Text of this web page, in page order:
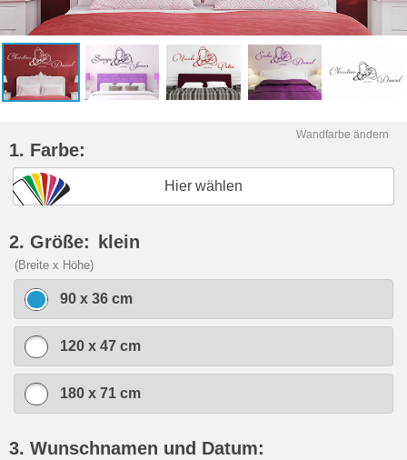
Wandfarbe ändern
1. Farbe:
Hier wählen
2. Größe: klein
(Breite x Höhe)
90 x 36 cm
120 x 47 cm
180 x 71 cm
3. Wunschnamen und Datum: